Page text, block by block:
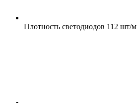
Плотность светодиодов 112 шт/м